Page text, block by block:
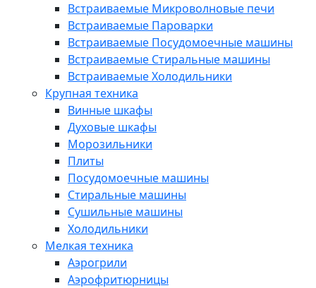
Встраиваемые Микроволновые печи
Встраиваемые Пароварки
Встраиваемые Посудомоечные машины
Встраиваемые Стиральные машины
Встраиваемые Холодильники
Крупная техника
Винные шкафы
Духовые шкафы
Морозильники
Плиты
Посудомоечные машины
Стиральные машины
Сушильные машины
Холодильники
Мелкая техника
Аэрогрили
Аэрофритюрницы